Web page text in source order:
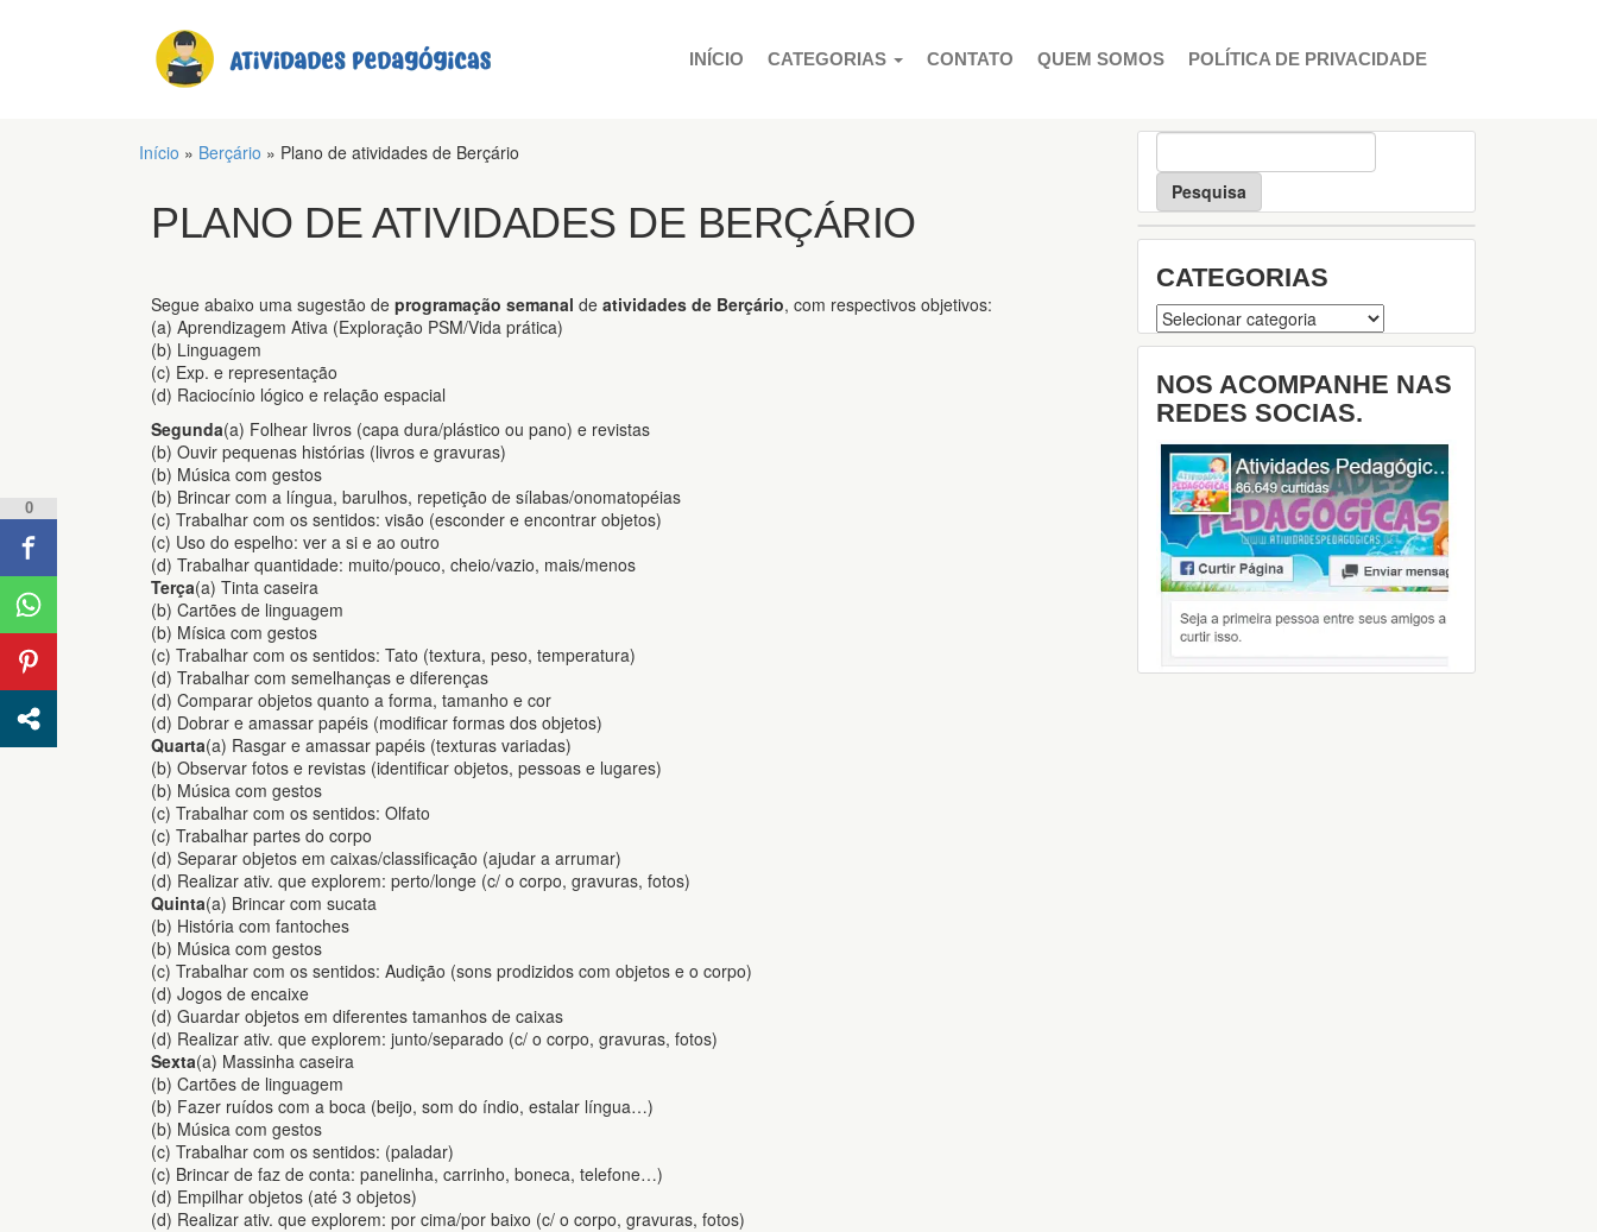
INÍCIO
CATEGORIAS CONTATO QUEM SOMOS POLÍTICA DE PRIVACIDADE
Início » Berçário » Plano de atividades de Berçário
PLANO DE ATIVIDADES DE BERÇÁRIO
Segue abaixo uma sugestão de programação semanal de atividades de Berçário, com respectivos objetivos:
(a) Aprendizagem Ativa (Exploração PSM/Vida prática)
(b) Linguagem
(c) Exp. e representação
(d) Raciocínio lógico e relação espacial
Segunda(a) Folhear livros (capa dura/plástico ou pano) e revistas
(b) Ouvir pequenas histórias (livros e gravuras)
(b) Música com gestos
(b) Brincar com a língua, barulhos, repetição de sílabas/onomatopéias
(c) Trabalhar com os sentidos: visão (esconder e encontrar objetos)
(c) Uso do espelho: ver a si e ao outro
(d) Trabalhar quantidade: muito/pouco, cheio/vazio, mais/menos
Terça(a) Tinta caseira
(b) Cartões de linguagem
(b) Mísica com gestos
(c) Trabalhar com os sentidos: Tato (textura, peso, temperatura)
(d) Trabalhar com semelhanças e diferenças
(d) Comparar objetos quanto a forma, tamanho e cor
(d) Dobrar e amassar papéis (modificar formas dos objetos)
Quarta(a) Rasgar e amassar papéis (texturas variadas)
(b) Observar fotos e revistas (identificar objetos, pessoas e lugares)
(b) Música com gestos
(c) Trabalhar com os sentidos: Olfato
(c) Trabalhar partes do corpo
(d) Separar objetos em caixas/classificação (ajudar a arrumar)
(d) Realizar ativ. que explorem: perto/longe (c/ o corpo, gravuras, fotos)
Quinta(a) Brincar com sucata
(b) História com fantoches
(b) Música com gestos
(c) Trabalhar com os sentidos: Audição (sons prodizidos com objetos e o corpo)
(d) Jogos de encaixe
(d) Guardar objetos em diferentes tamanhos de caixas
(d) Realizar ativ. que explorem: junto/separado (c/ o corpo, gravuras, fotos)
Sexta(a) Massinha caseira
(b) Cartões de linguagem
(b) Fazer ruídos com a boca (beijo, som do índio, estalar língua…)
(b) Música com gestos
(c) Trabalhar com os sentidos: (paladar)
(c) Brincar de faz de conta: panelinha, carrinho, boneca, telefone…)
(d) Empilhar objetos (até 3 objetos)
(d) Realizar ativ. que explorem: por cima/por baixo (c/ o corpo, gravuras, fotos)
P
e
q
u
s
a
CATEGORIAS
Categorias
NOS ACOMPANHE NAS
REDES SOCIAS.
0